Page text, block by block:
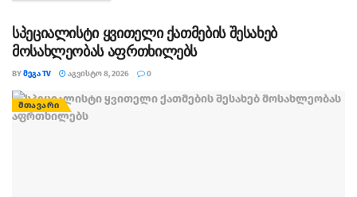
სპეციალისტი ყვითელი ქათმების შესახებ
მოსახლეობას აფრთხილებს
BYᲛᲔᲒᲐ TV ᲐᲒᲕᲘᲡᲢᲝ 8, 2026 0
ᲛᲗᲐᲕᲐᲠᲘ